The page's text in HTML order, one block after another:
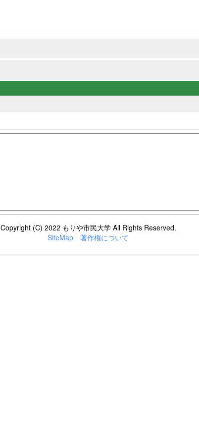
Copyright (C) 2022 もりや市民大学 All Rights Reserved.
SiteMap
著作権について